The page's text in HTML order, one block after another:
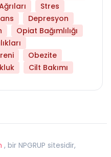
Stres
Depresyon
Opiat Bağımlılığı
Obezite
Cilt Bakımı
, bir NPGRUP sitesidir,